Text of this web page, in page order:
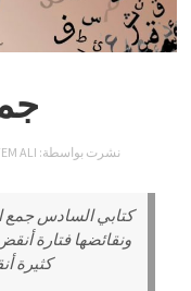
نشرت بواسطة: ALI
كتابي السادس جمع
ونقائضها فتارة
كثيرة